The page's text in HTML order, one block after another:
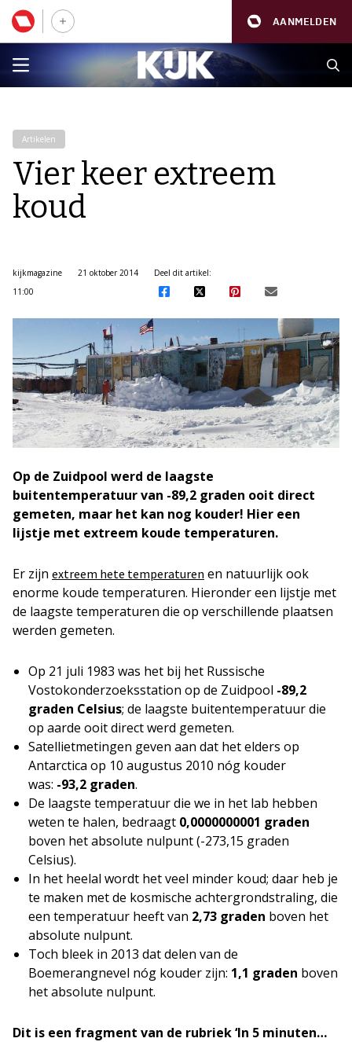
AANMELDEN
Artikelen
Vier keer extreem
koud
kijkmagazine
21 oktober 2014
11:00
Deel dit artikel:
Op de Zuidpool werd de laagste
buitentemperatuur van -89,2 graden ooit direct
gemeten, maar het kan nog kouder! Hier een
lijstje met extreem koude temperaturen.
Er zijn extreem hete temperaturen en natuurlijk ook
enorme koude temperaturen. Hieronder een lijstje met
de laagste temperaturen die op verschillende plaatsen
werden gemeten.
Op 21 juli 1983 was het bij het Russische
Vostokonderzoeksstation op de Zuidpool -89,2
graden Celsius; de laagste buitentemperatuur die
op aarde ooit direct werd gemeten.
Satellietmetingen geven aan dat het elders op
Antarctica op 10 augustus 2010 nóg kouder
was: -93,2 graden.
De laagste temperatuur die we in het lab hebben
weten te halen, bedraagt 0,0000000001 graden
boven het absolute nulpunt (-273,15 graden
Celsius).
In het heelal wordt het veel minder koud; daar heb je
te maken met de kosmische achtergrondstraling, die
een temperatuur heeft van 2,73 graden boven het
absolute nulpunt.
Toch bleek in 2013 dat delen van de
Boemerangnevel nóg kouder zijn: 1,1 graden boven
het absolute nulpunt.
Dit is een fragment van de rubriek ‘In 5 minuten…